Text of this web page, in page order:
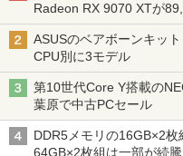
Radeon RX 9070 XTが
型モニターが9,801円、
ASUSのベアボーンキッ
CPU別に3モデル
第10世代Core Y搭載の
葉原で中古PCセール
DDR5メモリの16GB×2
64GB×2枚組は一部が続